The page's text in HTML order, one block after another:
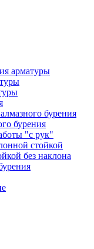
арматуры
бурения
бурения
"с рук"
стойкой
без наклона